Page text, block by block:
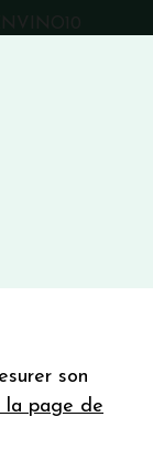
son
la page de
de la